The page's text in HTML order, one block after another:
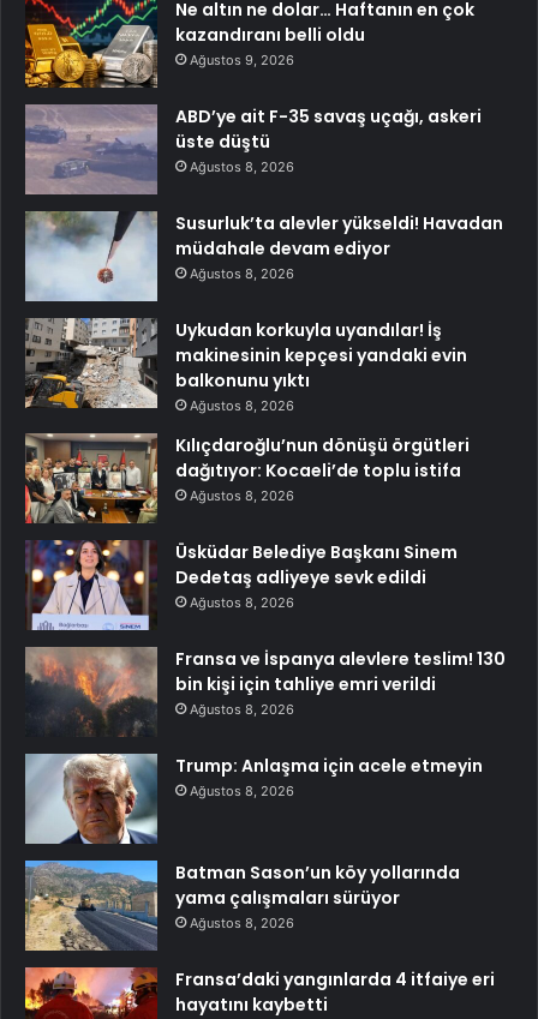
Ne altın ne dolar… Haftanın en çok
kazandıranı belli oldu
Ağustos 9, 2026
ABD’ye ait F-35 savaş uçağı, askeri
üste düştü
Ağustos 8, 2026
Susurluk’ta alevler yükseldi! Havadan
müdahale devam ediyor
Ağustos 8, 2026
Uykudan korkuyla uyandılar! İş
makinesinin kepçesi yandaki evin
balkonunu yıktı
Ağustos 8, 2026
Kılıçdaroğlu’nun dönüşü örgütleri
dağıtıyor: Kocaeli’de toplu istifa
Ağustos 8, 2026
Üsküdar Belediye Başkanı Sinem
Dedetaş adliyeye sevk edildi
Ağustos 8, 2026
Fransa ve İspanya alevlere teslim! 130
bin kişi için tahliye emri verildi
Ağustos 8, 2026
Trump: Anlaşma için acele etmeyin
Ağustos 8, 2026
Batman Sason’un köy yollarında
yama çalışmaları sürüyor
Ağustos 8, 2026
Fransa’daki yangınlarda 4 itfaiye eri
hayatını kaybetti